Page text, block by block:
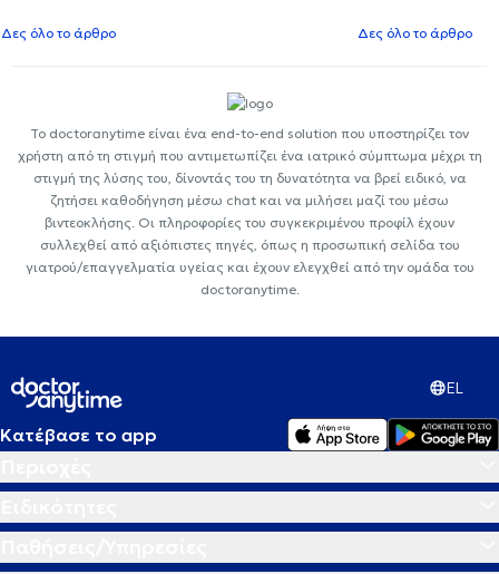
Δες όλο το άρθρο Δες όλο το άρθρο
Το doctoranytime είναι ένα end-to-end solution που υποστηρίζει τον
χρήστη από τη στιγμή που αντιμετωπίζει ένα ιατρικό σύμπτωμα μέχρι τη
στιγμή της λύσης του, δίνοντάς του τη δυνατότητα να βρεί ειδικό, να
ζητήσει καθοδήγηση μέσω chat και να μιλήσει μαζί του μέσω
βιντεοκλήσης. Οι πληροφορίες του συγκεκριμένου προφίλ έχουν
συλλεχθεί από αξιόπιστες πηγές, όπως η προσωπική σελίδα του
γιατρού/επαγγελματία υγείας και έχουν ελεγχθεί από την ομάδα του
doctoranytime.
EL
Κατέβασε το app